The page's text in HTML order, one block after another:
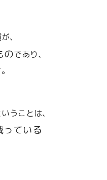
、
のであり、
うことは、
ている